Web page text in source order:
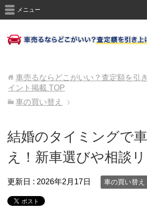
メニュー
車売るならどこがいい？査定額を引
イント掲載 TOP
車の買い替え
結婚のタイミングで
え！新車選びや相談
更新日 : 2026年2月17日 車の買い替え